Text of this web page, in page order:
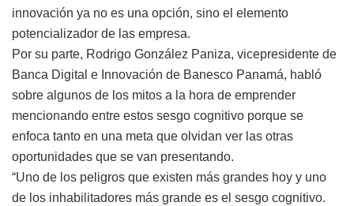
innovación ya no es una opción, sino el elemento
potencializador de las empresa.
Por su parte, Rodrigo González Paniza, vicepresidente de
Banca Digital e Innovación de Banesco Panamá, habló
sobre algunos de los mitos a la hora de emprender
mencionando entre estos sesgo cognitivo porque se
enfoca tanto en una meta que olvidan ver las otras
oportunidades que se van presentando.
“Uno de los peligros que existen más grandes hoy y uno
de los inhabilitadores más grande es el sesgo cognitivo.